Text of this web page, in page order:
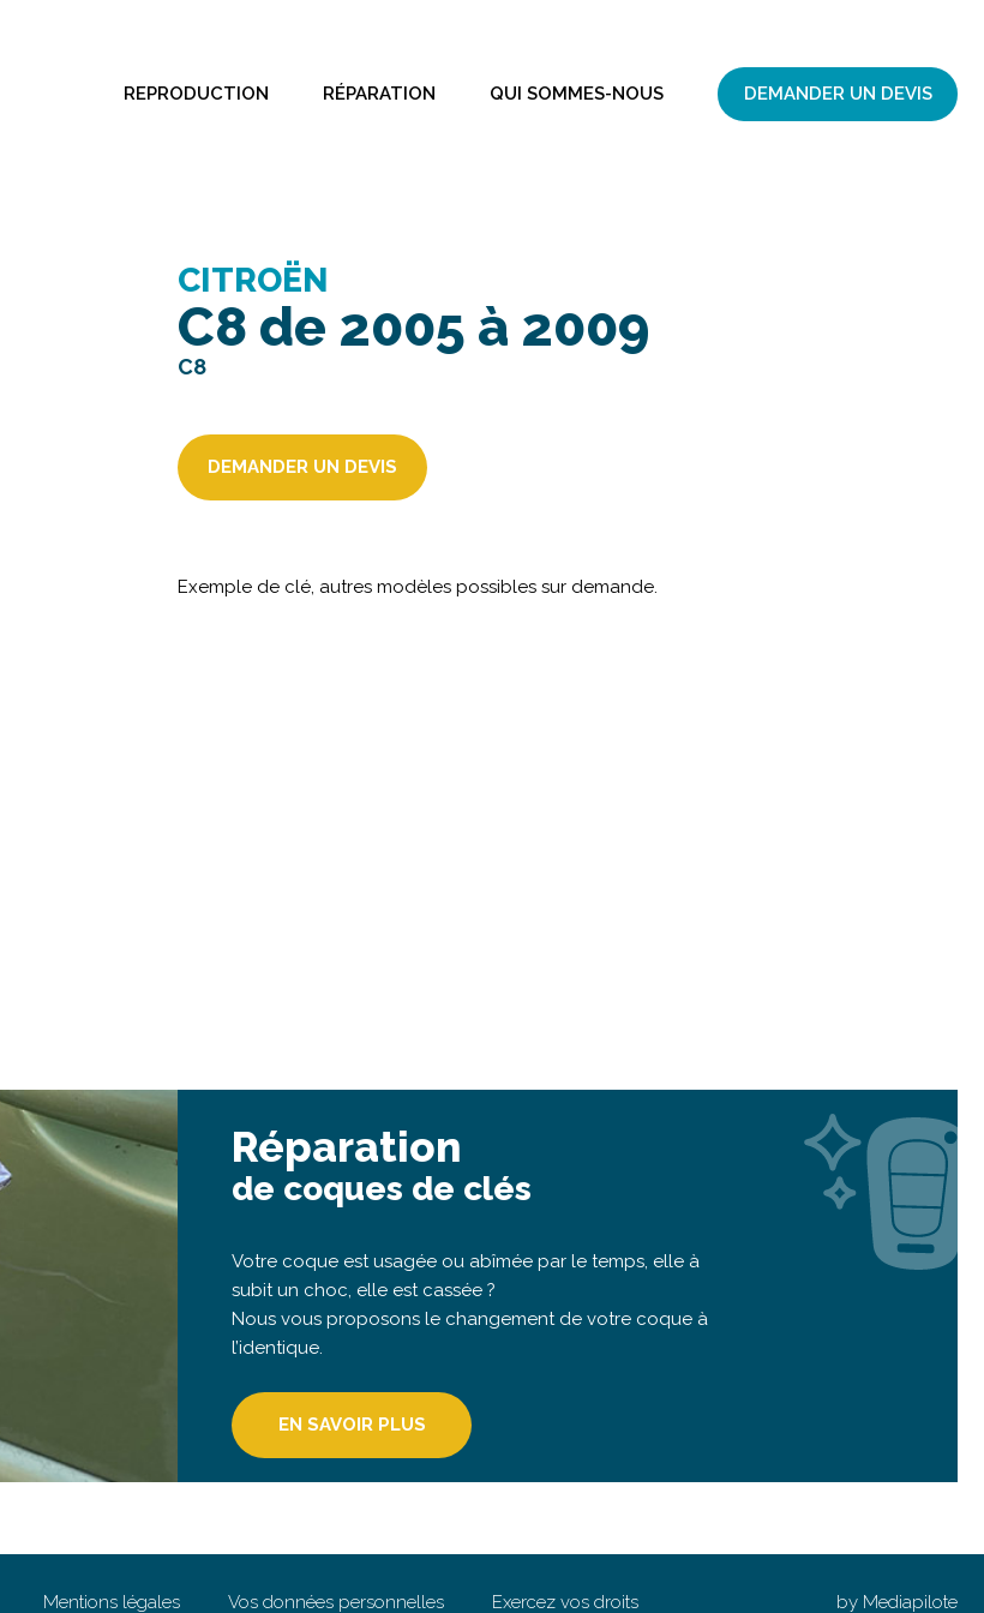
REPRODUCTION RÉPARATION QUI SOMMES-NOUS DEMANDER UN DEVIS
CITROËN
C8 de 2005 à 2009
C8
DEMANDER UN DEVIS
Exemple de clé, autres modèles possibles sur demande.
Réparation
de coques de clés
Votre coque est usagée ou abîmée par le temps, elle à
subit un choc, elle est cassée ?
Nous vous proposons le changement de votre coque à
l’identique.
EN SAVOIR PLUS
Mentions légales Vos données personnelles Exercez vos droits by Mediapilote